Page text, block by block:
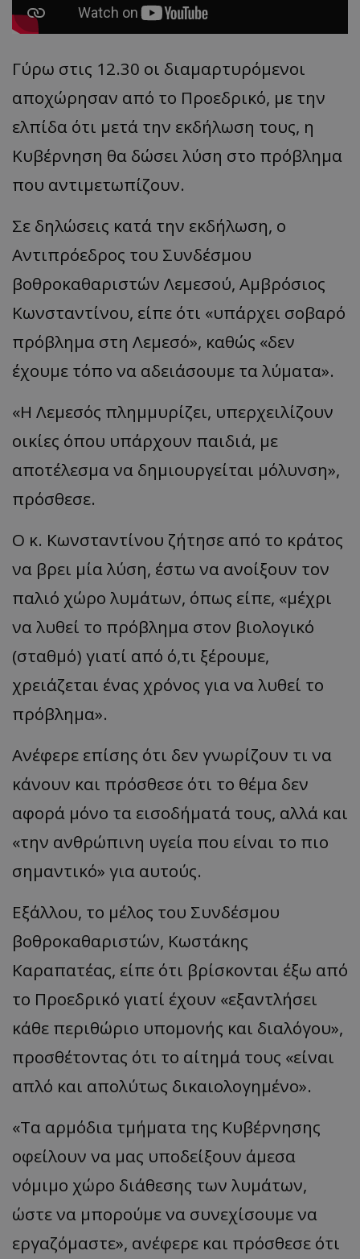
Γύρω στις 12.30 οι διαμαρτυρόμενοι
αποχώρησαν από το Προεδρικό, με την
ελπίδα ότι μετά την εκδήλωση τους, η
Κυβέρνηση θα δώσει λύση στο πρόβλημα
που αντιμετωπίζουν.
Σε δηλώσεις κατά την εκδήλωση, ο
Αντιπρόεδρος του Συνδέσμου
βοθροκαθαριστών Λεμεσού, Αμβρόσιος
Κωνσταντίνου, είπε ότι «υπάρχει σοβαρό
πρόβλημα στη Λεμεσό», καθώς «δεν
έχουμε τόπο να αδειάσουμε τα λύματα».
«Η Λεμεσός πλημμυρίζει, υπερχειλίζουν
οικίες όπου υπάρχουν παιδιά, με
αποτέλεσμα να δημιουργείται μόλυνση»,
πρόσθεσε.
Ο κ. Κωνσταντίνου ζήτησε από το κράτος
να βρει μία λύση, έστω να ανοίξουν τον
παλιό χώρο λυμάτων, όπως είπε, «μέχρι
να λυθεί το πρόβλημα στον βιολογικό
(σταθμό) γιατί από ό,τι ξέρουμε,
χρειάζεται ένας χρόνος για να λυθεί το
πρόβλημα».
Ανέφερε επίσης ότι δεν γνωρίζουν τι να
κάνουν και πρόσθεσε ότι το θέμα δεν
αφορά μόνο τα εισοδήματά τους, αλλά και
«την ανθρώπινη υγεία που είναι το πιο
σημαντικό» για αυτούς.
Εξάλλου, το μέλος του Συνδέσμου
βοθροκαθαριστών, Κωστάκης
Καραπατέας, είπε ότι βρίσκονται έξω από
το Προεδρικό γιατί έχουν «εξαντλήσει
κάθε περιθώριο υπομονής και διαλόγου»,
προσθέτοντας ότι το αίτημά τους «είναι
απλό και απολύτως δικαιολογημένο».
«Τα αρμόδια τμήματα της Κυβέρνησης
οφείλουν να μας υποδείξουν άμεσα
νόμιμο χώρο διάθεσης των λυμάτων,
ώστε να μπορούμε να συνεχίσουμε να
εργαζόμαστε», ανέφερε και πρόσθεσε ότι